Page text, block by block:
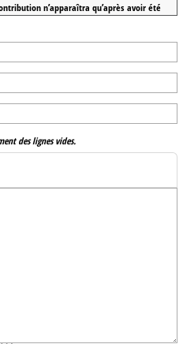
n’apparaîtra qu’après avoir été
des lignes vides.